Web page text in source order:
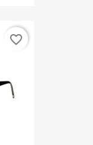
favorite_border